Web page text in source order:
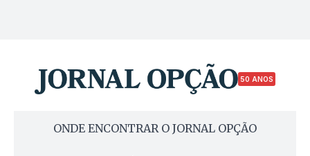
50 ANOS
ONDE ENCONTRAR O JORNAL OPÇÃO